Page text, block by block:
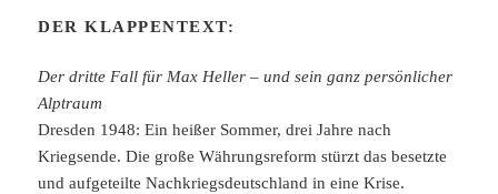
DER KLAPPENTEXT:
Der dritte Fall für Max Heller – und sein ganz persönlicher
Alptraum
Dresden 1948: Ein heißer Sommer, drei Jahre nach
Kriegsende. Die große Währungsreform stürzt das besetzte
und aufgeteilte Nachkriegsdeutschland in eine Krise.